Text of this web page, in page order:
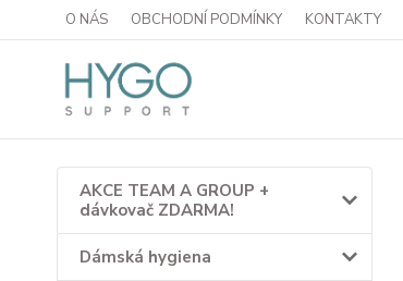
O NÁS OBCHODNÍ PODMÍNKY KONTAKTY
AKCE TEAM A GROUP +
dávkovač ZDARMA!
Dámská hygiena